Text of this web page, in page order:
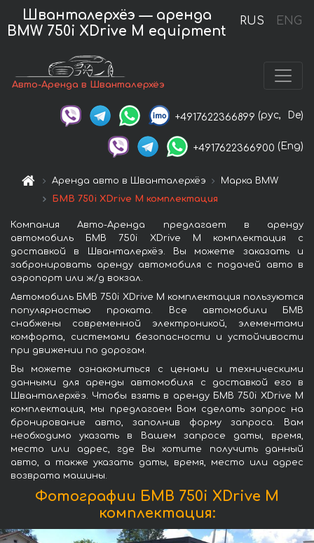
RUS ENG
Шванталерхёэ — аренда
BMW 750i XDrive M equipment
Авто-Аренда в Шванталерхёэ
+4917622366899 (рус, De)
+4917622366900 (Eng)
Аренда авто в Шванталерхёэ
Марка BMW
БМВ 750i XDrive M комплектация
Компания Авто-Аренда предлагает в аренду
автомобиль БМВ 750i XDrive M комплектация с
доставкой в Шванталерхёэ. Вы можете заказать и
забронировать аренду автомобиля с подачей авто в
аэропорт или ж/д вокзал.
Автомобиль БМВ 750i XDrive M комплектация пользуются
популярностью проката. Все автомобили БМВ
снабжены современной электроникой, элементами
комфорта, системами безопасности и устойчивости
при движении по дорогам.
Вы можете ознакомиться с ценами и техническими
данными для аренды автомобиля с доставкой его в
Шванталерхёэ. Чтобы взять в аренду БМВ 750i XDrive M
комплектация, мы предлагаем Вам сделать запрос на
бронирование авто, заполнив форму запроса. Вам
необходимо указать в Вашем запросе даты, время,
место или адрес, где Вы хотите получить данный
авто, а также указать даты, время, место или адрес
возврата машины.
Фотографии БМВ 750i XDrive M
комплектация: